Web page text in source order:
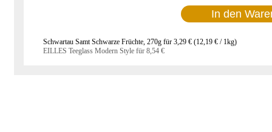
In den
Schwartau Samt Schwarze Früchte, 270g für 3,29 € (12,19 € / 1kg)
EILLES Teeglass Modern Style für 8,54 €